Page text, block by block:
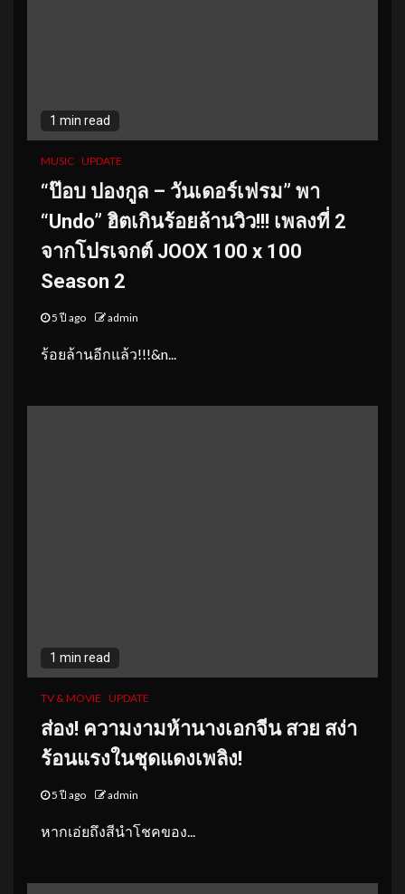
1 min read
MUSIC UPDATE
“ป๊อบ ปองกูล – วันเดอร์เฟรม” พา
“Undo” ฮิตเกินร้อยล้านวิว!!! เพลงที่ 2
จากโปรเจกต์ JOOX 100 x 100
Season 2
5 ปี ago admin
ร้อยล้านอีกแล้ว!!!&n...
1 min read
TV & MOVIE UPDATE
ส่อง! ความงามห้านางเอกจีนสวย สง่า
ร้อนแรงในชุดแดงเพลิง!
5 ปี ago admin
หากเอ่ยถึงสีนำโชคของ...